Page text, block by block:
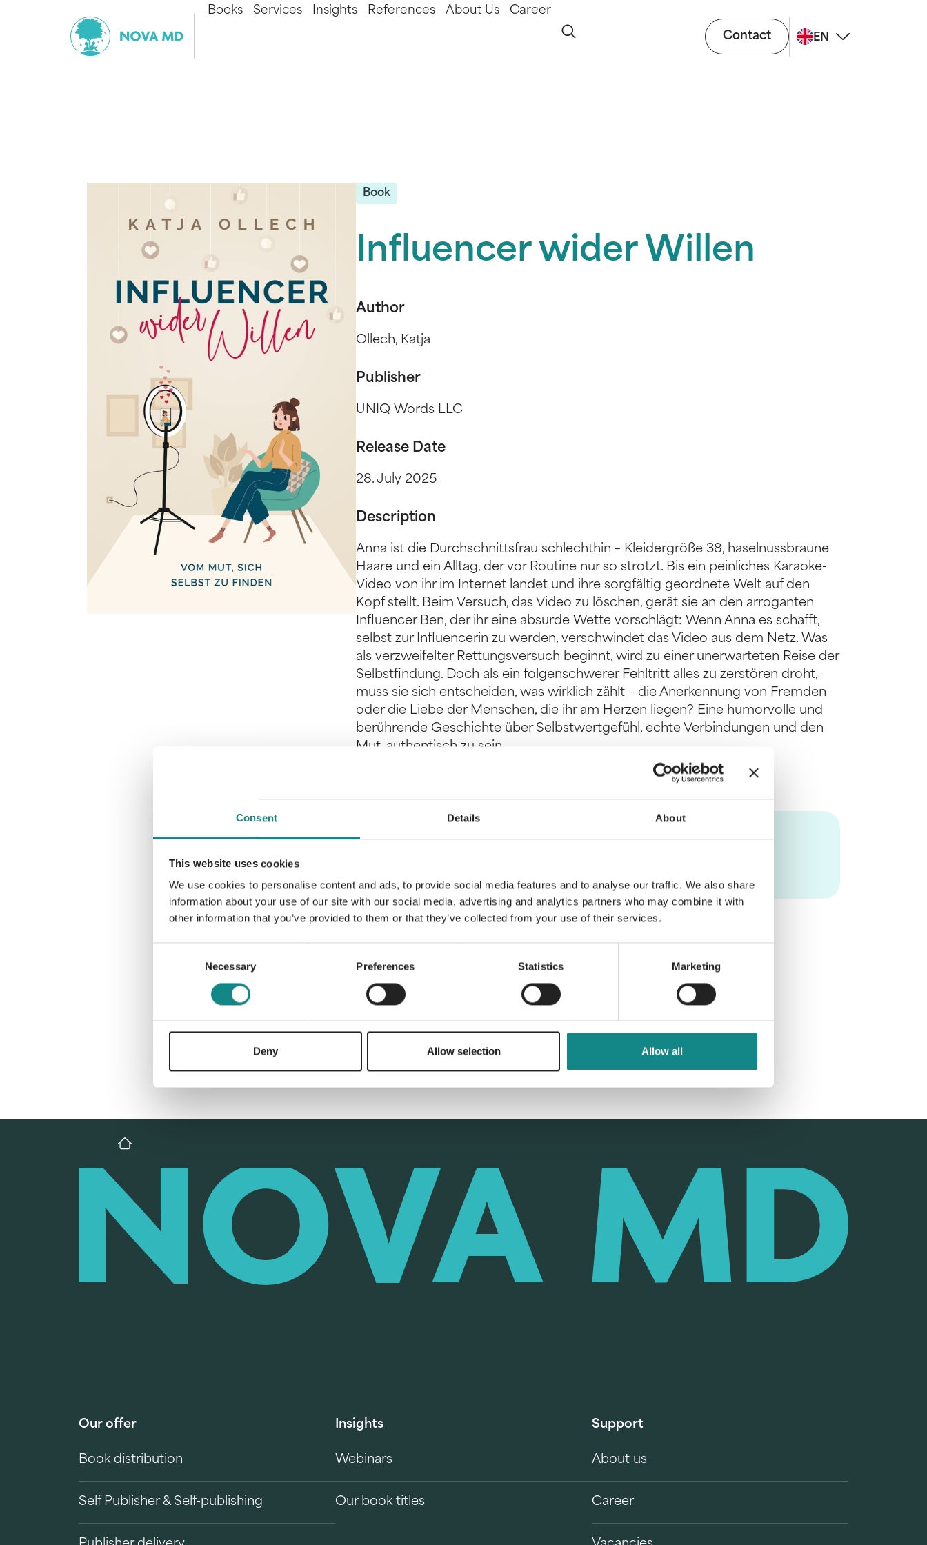
Consent Details About
This website uses cookies
We use cookies to personalise content and ads, to provide social media features and to analyse our traffic. We also share
information about your use of our site with our social media, advertising and analytics partners who may combine it with
other information that you’ve provided to them or that they’ve collected from your use of their services.
Necessary Preferences Statistics Marketing
Deny Allow selection Allow all
Books Services Insights References About Us Career
Contact EN
Book
Influencer wider Willen
Author
Ollech, Katja
Publisher
UNIQ Words LLC
Release Date
28. July 2025
Description
Anna ist die Durchschnittsfrau schlechthin – Kleidergröße 38, haselnussbraune
Haare und ein Alltag, der vor Routine nur so strotzt. Bis ein peinliches Karaoke-
Video von ihr im Internet landet und ihre sorgfältig geordnete Welt auf den
Kopf stellt. Beim Versuch, das Video zu löschen, gerät sie an den arroganten
Influencer Ben, der ihr eine absurde Wette vorschlägt: Wenn Anna es schafft,
selbst zur Influencerin zu werden, verschwindet das Video aus dem Netz. Was
als verzweifelter Rettungsversuch beginnt, wird zu einer unerwarteten Reise der
Selbstfindung. Doch als ein folgenschwerer Fehltritt alles zu zerstören droht,
muss sie sich entscheiden, was wirklich zählt – die Anerkennung von Fremden
oder die Liebe der Menschen, die ihr am Herzen liegen? Eine humorvolle und
berührende Geschichte über Selbstwertgefühl, echte Verbindungen und den
Mut, authentisch zu sein.
Our offer
Book distribution
Self Publisher & Self-publishing
Insights
Webinars
Our book titles
Support
About us
Career